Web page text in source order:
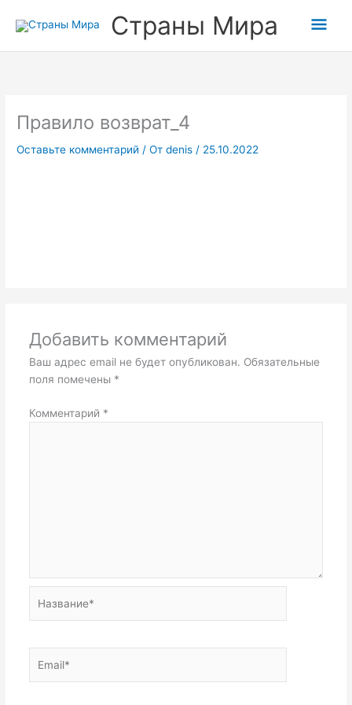
Страны Мира
Правило возврат_4
Оставьте комментарий / Отdenis/ 25.10.2022
Добавить комментарий
Ваш адрес email не будет опубликован. Обязательные
поля помечены *
Комментарий *
вверх